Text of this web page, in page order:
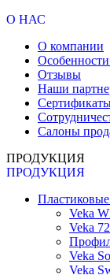
О НАС
О компании
Отзывы
Наши
Салоны
ПРОДУКЦИЯ
ПРОДУКЦИЯ
Veka
Veka
Veka
Veka